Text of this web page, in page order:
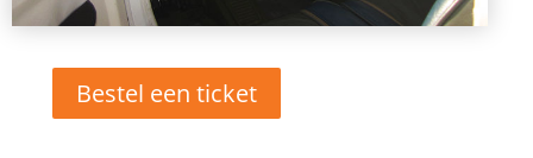
Bestel een ticket